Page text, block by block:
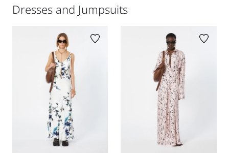
Dresses and Jumpsuits